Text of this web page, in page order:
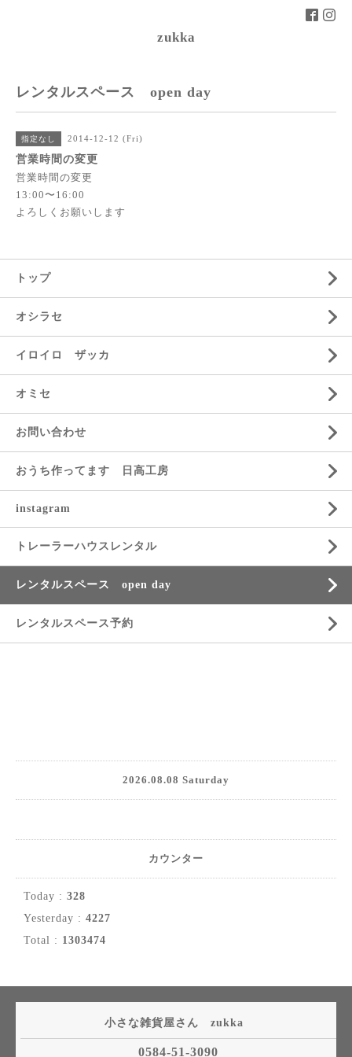
zukka
レンタルスペース open day
指定なし 2014-12-12 (Fri)
営業時間の変更
営業時間の変更
13:00〜16:00
よろしくお願いします
トップ
オシラセ
イロイロ ザッカ
オミセ
お問い合わせ
おうち作ってます 日高工房
instagram
トレーラーハウスレンタル
レンタルスペース open day
レンタルスペース予約
2026.08.08 Saturday
カウンター
Today : 328
Yesterday : 4227
Total : 1303474
小さな雑貨屋さん zukka
0584-51-3090